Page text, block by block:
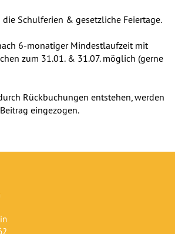
Schulferien & gesetzliche Feiertage.
6-monatiger Mindestlaufzeit mit
zum 31.01. & 31.07. möglich (gerne
Rückbuchungen entstehen, werden
eingezogen.